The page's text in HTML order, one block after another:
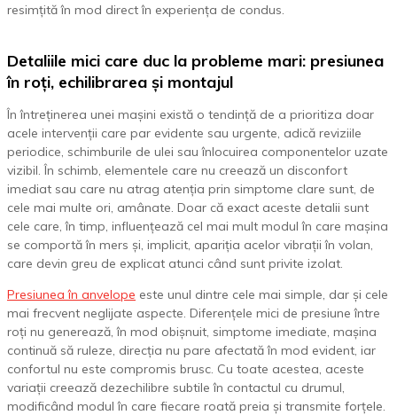
resimțită în mod direct în experiența de condus.
Detaliile mici care duc la probleme mari: presiunea
în roți, echilibrarea și montajul
În întreținerea unei mașini există o tendință de a prioritiza doar
acele intervenții care par evidente sau urgente, adică reviziile
periodice, schimburile de ulei sau înlocuirea componentelor uzate
vizibil. În schimb, elementele care nu creează un disconfort
imediat sau care nu atrag atenția prin simptome clare sunt, de
cele mai multe ori, amânate. Doar că exact aceste detalii sunt
cele care, în timp, influențează cel mai mult modul în care mașina
se comportă în mers și, implicit, apariția acelor vibrații în volan,
care devin greu de explicat atunci când sunt privite izolat.
Presiunea în anvelope este unul dintre cele mai simple, dar și cele
mai frecvent neglijate aspecte. Diferențele mici de presiune între
roți nu generează, în mod obișnuit, simptome imediate, mașina
continuă să ruleze, direcția nu pare afectată în mod evident, iar
confortul nu este compromis brusc. Cu toate acestea, aceste
variații creează dezechilibre subtile în contactul cu drumul,
modificând modul în care fiecare roată preia și transmite forțele.